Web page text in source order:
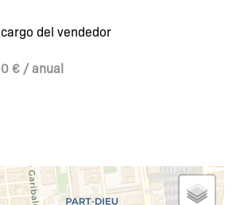
del vendedor
€ / anual